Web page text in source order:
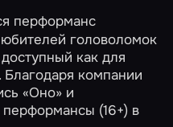
перформанс
головоломок
как для
Благодаря компании
«Оно» и
(16+) в